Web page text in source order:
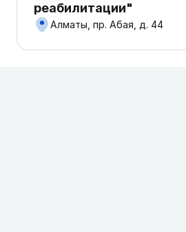
реабилитации"
Алматы, пр. Абая, д. 44